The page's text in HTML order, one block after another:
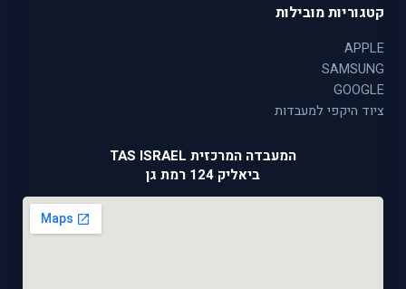
קטגוריות מובילות
APPLE
SAMSUNG
GOOGLE
ציוד היקפי למעבדות
המעבדה המרכזית TAS ISRAEL
ביאליק 124 רמת גן